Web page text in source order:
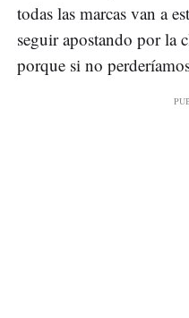
todas las marcas van a
seguir apostando por la
porque si no